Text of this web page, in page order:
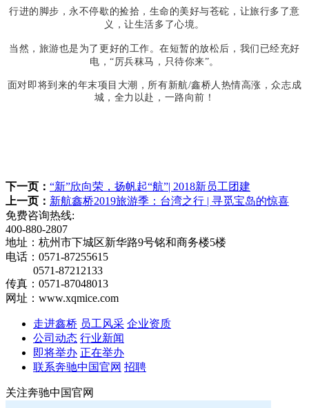
行进的脚步，永不停歇的捡拾，生命的美好与苍砣，让旅行多了意
义，让生活多了心境。
当然，旅游也是为了更好的工作。在短暂的放松后，我们已经充好
电，“厉兵秣马，只待你来”。
面对即将到来的年末项目大潮，所有新航/鑫桥人热情高涨，众志成
城，全力以赴，一路向前！
下一页： “新”欣向荣，扬帆起“航”| 2018新员工团建
上一页： 新航鑫桥2019旅游季：台湾之行 | 寻觅宝岛的惊喜
免费咨询热线:
400-880-2807
地址：杭州市下城区新华路9号铭和商务楼5楼
电话：0571-87255615
0571-87212133
传真：0571-87048013
网址：www.xqmice.com
走进鑫桥 员工风采 企业资质
公司动态 行业新闻
即将举办 正在举办
联系奔驰中国官网 招聘
关注奔驰中国官网